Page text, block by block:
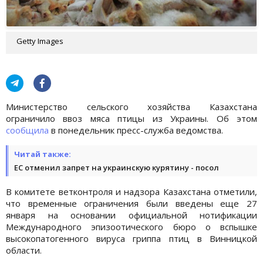
Getty Images
Министерство сельского хозяйства Казахстана
ограничило ввоз мяса птицы из Украины. Об этом
сообщила в понедельник пресс-служба ведомства.
Читай также:
ЕС отменил запрет на украинскую курятину - посол
В комитете ветконтроля и надзора Казахстана отметили,
что временные ограничения были введены еще 27
января на основании официальной нотификации
Международного эпизоотического бюро о вспышке
высокопатогенного вируса гриппа птиц в Винницкой
области.